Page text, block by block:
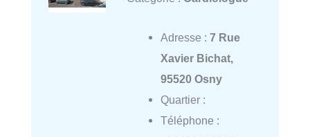
Adresse : 7 Rue
Xavier Bichat,
95520 Osny
Quartier :
Téléphone :